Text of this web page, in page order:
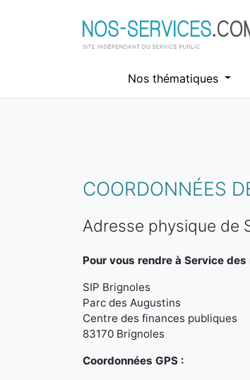
Nos thématiques
COORDONNÉES
Adresse physique de
Pour vous rendre à Service
SIP Brignoles
Parc des Augustins
Centre des finances publiques
83170 Brignoles
Coordonnées GPS :